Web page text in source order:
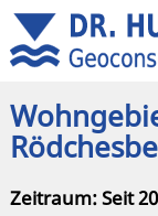
Start
Zeitraum: Seit